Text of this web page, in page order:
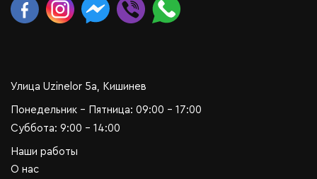
Улица Uzinelor 5a, Кишинев
Понедельник - Пятница: 09:00 - 17:00
Суббота: 9:00 - 14:00
Наши работы
О нас